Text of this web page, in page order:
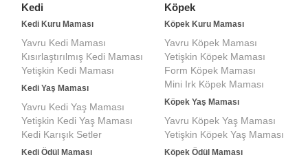
Kedi
Kedi Kuru Maması
Yavru Kedi Maması
Kısırlaştırılmış Kedi Maması
Yetişkin Kedi Maması
Kedi Yaş Maması
Yavru Kedi Yaş Maması
Yetişkin Kedi Yaş Maması
Kedi Karışık Setler
Kedi Ödül Maması
Köpek
Köpek Kuru Maması
Yavru Köpek Maması
Yetişkin Köpek Maması
Form Köpek Maması
Mini Irk Köpek Maması
Köpek Yaş Maması
Yavru Köpek Yaş Maması
Yetişkin Köpek Yaş Maması
Köpek Ödül Maması